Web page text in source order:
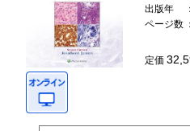
出版年
ページ数
定価